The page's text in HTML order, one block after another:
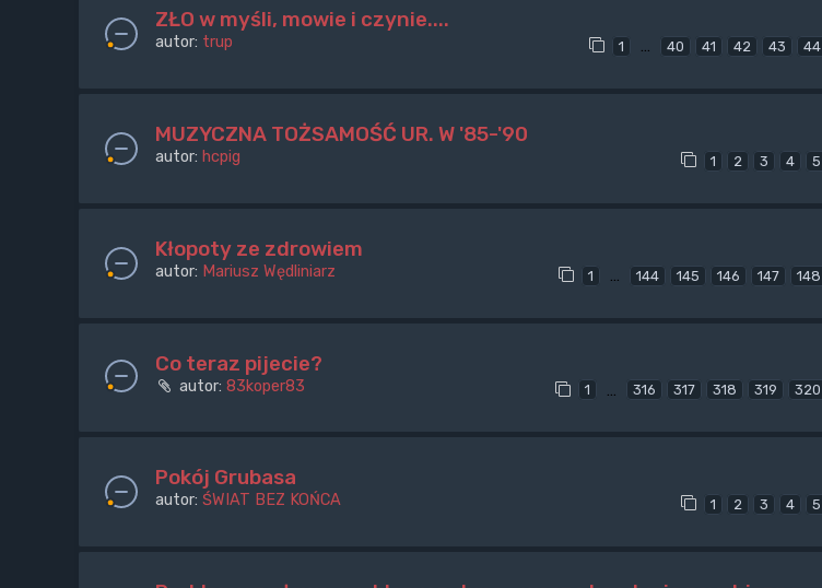
ZŁO w myśli, mowie i czynie....
autor: trup 1 … 40 41 42 43 44
MUZYCZNA TOŻSAMOŚĆ UR. W '85-'90
autor: hcpig 1 2 3 4 5
Kłopoty ze zdrowiem
autor: Mariusz Wędliniarz 1 … 144 145 146 147 148
Co teraz pijecie?
autor: 83koper83 1 … 316 317 318 319 320
Pokój Grubasa
autor: ŚWIAT BEZ KOŃCA 1 2 3 4 5